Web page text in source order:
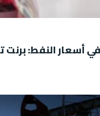
أسعار النفط: